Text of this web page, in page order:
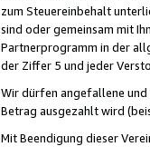
zum Steuereinbehalt
sind oder gemeinsam mit
Partnerprogramm in der
der Ziffer 5 und jeder
Wir dürfen angefallene und
Betrag ausgezahlt wird
Mit Beendigung dieser